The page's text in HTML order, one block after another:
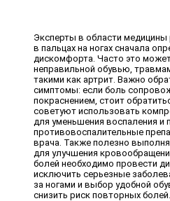
Эксперты в области
в пальцах на ногах сначала
дискомфорта. Часто это
неправильной обувью,
такими как артрит. Важно
симптомы: если боль
покраснением, стоит
советуют использовать
для уменьшения воспаления и
противовоспалительные
врача. Также полезно
для улучшения
болей необходимо провести
исключить серьезные
за ногами и выбор удобной
снизить риск повторных болей.